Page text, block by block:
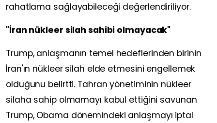
rahatlama sağlayabileceği değerlendiriliyor.
"İran nükleer silah sahibi olmayacak"
Trump, anlaşmanın temel hedeflerinden birinin
İran'ın nükleer silah elde etmesini engellemek
olduğunu belirtti. Tahran yönetiminin nükleer
silaha sahip olmamayı kabul ettiğini savunan
Trump, Obama dönemindeki anlaşmayı iptal